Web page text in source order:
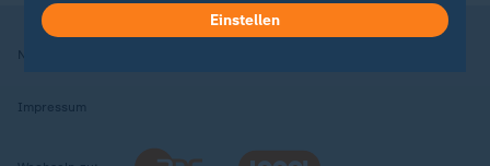
Nutzungsbedingungen
Impressum
Weitere Informationen findest du in unserer
Datenschutzerklärung.
Einstellen